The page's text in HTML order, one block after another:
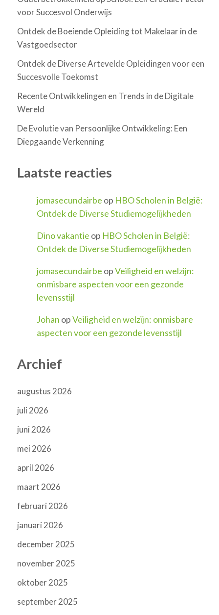
voor Succesvol Onderwijs
Ontdek de Boeiende Opleiding tot Makelaar in de
Vastgoedsector
Ontdek de Diverse Artevelde Opleidingen voor een
Succesvolle Toekomst
Recente Ontwikkelingen en Trends in de Digitale
Wereld
De Evolutie van Persoonlijke Ontwikkeling: Een
Diepgaande Verkenning
Laatste reacties
jomasecundairbe op HBO Scholen in België:
Ontdek de Diverse Studiemogelijkheden
Dino vakantie op HBO Scholen in België:
Ontdek de Diverse Studiemogelijkheden
jomasecundairbe opVeiligheid en welzijn:
onmisbare aspecten voor een gezonde
levensstijl
Johan opVeiligheid en welzijn: onmisbare
aspecten voor een gezonde levensstijl
Archief
augustus 2026
juli 2026
juni 2026
mei 2026
april 2026
maart 2026
februari 2026
januari 2026
december 2025
november 2025
oktober 2025
september 2025